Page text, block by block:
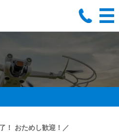
！ おためし歓迎！／